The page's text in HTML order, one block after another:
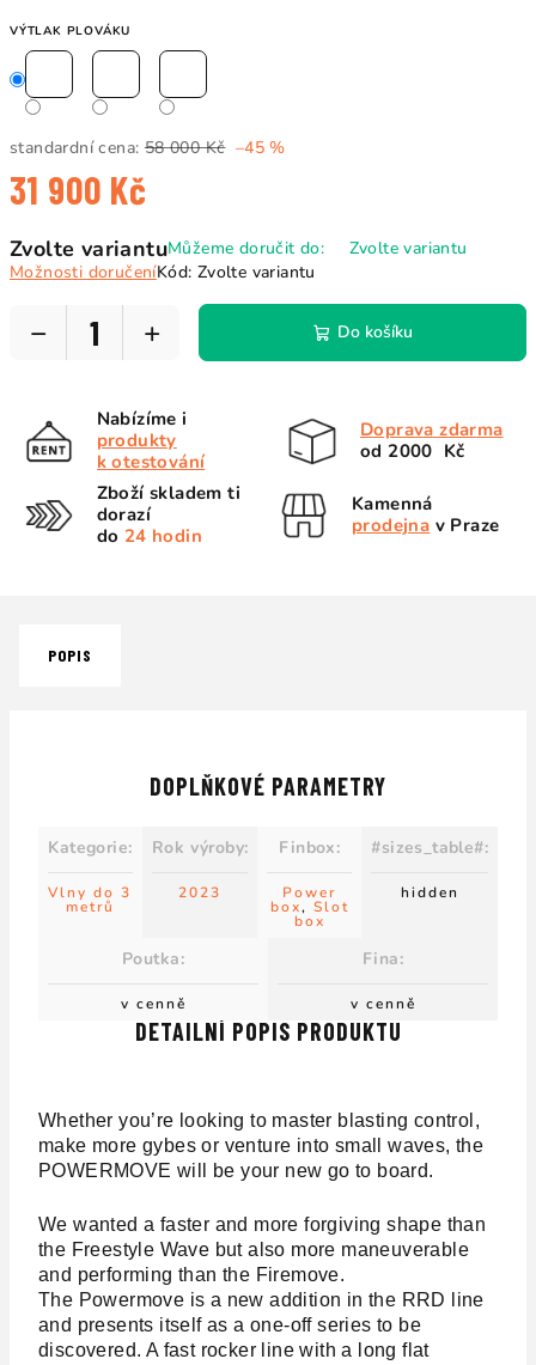
VÝTLAK PLOVÁKU
standardní cena: 58 000 Kč –45 %
31 900 Kč
cena:
Zvolte variantuMůžeme doručit do:
Zvolte variantu
Možnosti doručeníKód: Zvolte variantu
+
− Do košíku
Nabízíme i
produkty
k otestování
Doprava zdarma
od 2000 Kč
Zboží skladem ti
dorazí
do 24 hodin
Kamenná
prodejna v Praze
POPIS
DETAILNÍ POPIS PRODUKTU
Whether you’re looking to master blasting control,
make more gybes or venture into small waves, the
POWERMOVE will be your new go to board.
We wanted a faster and more forgiving shape than
the Freestyle Wave but also more maneuverable
and performing than the Firemove.
The Powermove is a new addition in the RRD line
and presents itself as a one-off series to be
discovered. A fast rocker line with a long flat
DOPLŇKOVÉ PARAMETRY
Kategorie:
Vlny do 3
metrů
Rok výroby:
2023
Finbox:
Power
box, Slot
box
#sizes_table#:
hidden
Poutka:
v cenně
Fina:
v cenně